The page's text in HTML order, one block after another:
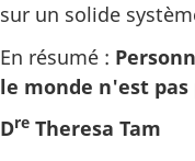
sur un solide
En résumé :
le monde n'est pas
Dre Theresa Tam